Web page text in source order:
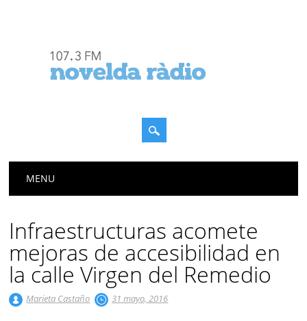
Menú principal
MENU
Infraestructuras acomete
mejoras de accesibilidad en
la calle Virgen del Remedio
Marieta Castaño 31 mayo, 2016